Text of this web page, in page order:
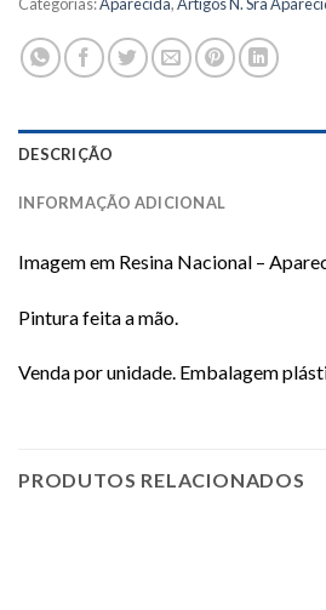
DESCRIÇÃO
INFORMAÇÃO ADICIONAL
Imagem em Resina Nacional –
Pintura feita a mão.
Venda por unidade. Embalagem
PRODUTOS RELACIONADOS